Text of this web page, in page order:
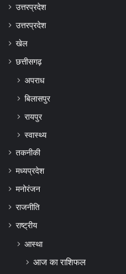
उत्तरप्रदेश
उत्तरप्रदेश
खेल
छत्तीसगढ़
अपराध
बिलासपुर
रायपुर
स्वास्थ्य
तकनीकी
मध्यप्रदेश
मनोरंजन
राजनीति
राष्ट्रीय
आस्था
आज का राशिफल